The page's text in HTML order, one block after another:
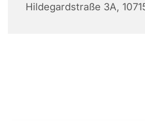
Hildegardstraße 3A,